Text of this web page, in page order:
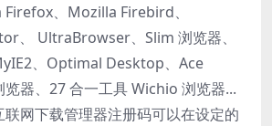
、Mozilla Firebird、
、 UltraBrowser、Slim 浏览器、
、Optimal Desktop、Ace
器、27 合一工具 Wichio 浏览器...
网下载管理器注册码可以在设定的